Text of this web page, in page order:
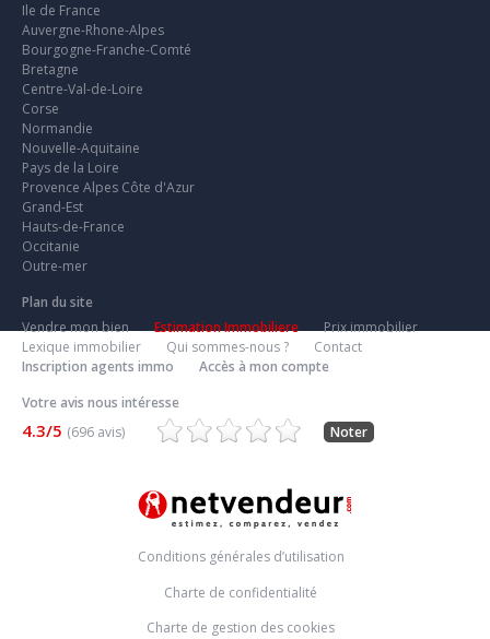
Ile de France
Auvergne-Rhone-Alpes
Bourgogne-Franche-Comté
Bretagne
Centre-Val-de-Loire
Corse
Normandie
Nouvelle-Aquitaine
Pays de la Loire
Provence Alpes Côte d'Azur
Grand-Est
Hauts-de-France
Occitanie
Outre-mer
Plan du site
Vendre mon bien
Estimation Immobiliere
Prix immobilier
Lexique immobilier
Qui sommes-nous ?
Contact
Inscription agents immo
Accès à mon compte
Votre avis nous intéresse
4.3/5 (696 avis) Noter
Conditions générales d’utilisation
Charte de confidentialité
Charte de gestion des cookies